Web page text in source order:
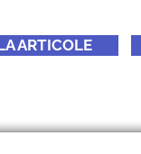
ARTICOLE